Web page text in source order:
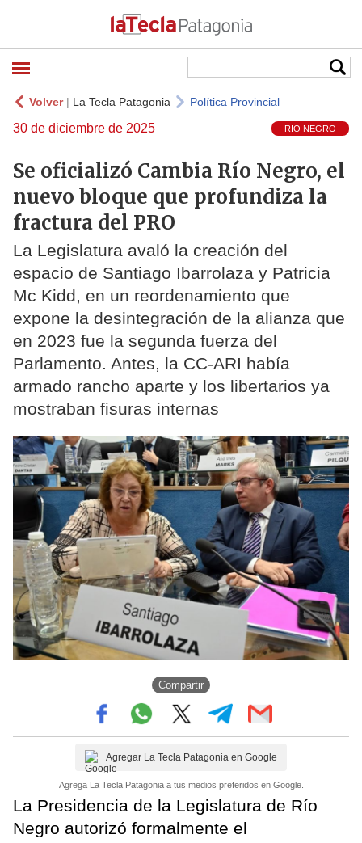
Volver| La Tecla Patagonia Política Provincial
30 de diciembre de 2025 RIO NEGRO
Se oficializó Cambia Río Negro, el
nuevo bloque que profundiza la
fractura del PRO
La Legislatura avaló la creación del
espacio de Santiago Ibarrolaza y Patricia
Mc Kidd, en un reordenamiento que
expone la desintegración de la alianza que
en 2023 fue la segunda fuerza del
Parlamento. Antes, la CC-ARI había
armado rancho aparte y los libertarios ya
mostraban fisuras internas
Compartir
Agregar La Tecla Patagonia en Google
Agrega La Tecla Patagonia a tus medios preferidos en Google.
La Presidencia de la Legislatura de Río
Negro autorizó formalmente el